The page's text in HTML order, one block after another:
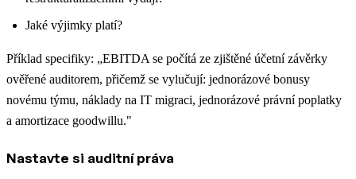
Jaké výjimky platí?
Příklad specifiky: „EBITDA se počítá ze zjištěné účetní závěrky
ověřené auditorem, přičemž se vylučují: jednorázové bonusy
novému týmu, náklady na IT migraci, jednorázové právní poplatky
a amortizace goodwillu."
Nastavte si auditní práva